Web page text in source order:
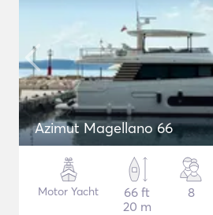
Azimut Magellano 66
Motor Yacht
66 ft
20 m
8